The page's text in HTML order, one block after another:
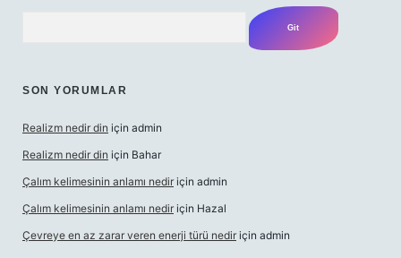
SON YORUMLAR
Realizm nedir din için admin
Realizm nedir din için Bahar
Çalım kelimesinin anlamı nedir için admin
Çalım kelimesinin anlamı nedir için Hazal
Çevreye en az zarar veren enerji türü nedir için admin